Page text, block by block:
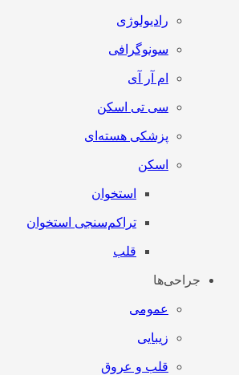
رادیولوژی
سونوگرافی
ام آر آی
سی تی اسکن
پزشکی هسته‌ای
اسکن
استخوان
تراکم‌سنجی استخوان
قلب
جراحی‌ها
عمومی
زیبایی
قلب و عروق